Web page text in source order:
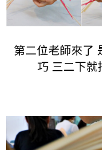
第二位老師來了
巧 三二下就